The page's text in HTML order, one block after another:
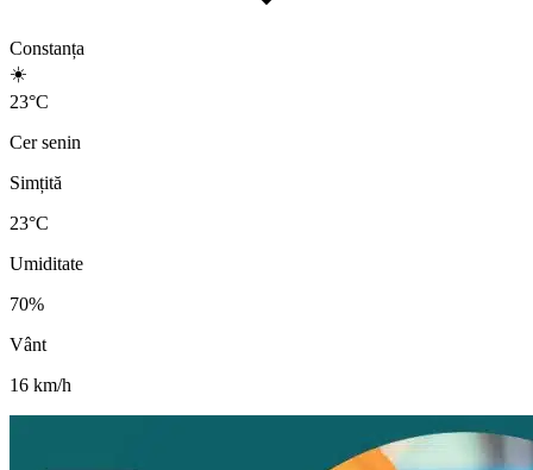
Constanța
☀️
23°C
Cer senin
Simțită
23°C
Umiditate
70%
Vânt
16 km/h